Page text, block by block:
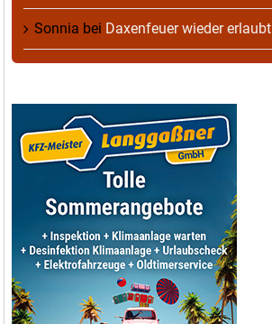
Sonnia bei Daxenfeuer wieder erlaubt